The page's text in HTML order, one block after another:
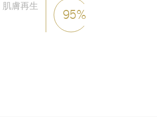
肌膚再生
95%